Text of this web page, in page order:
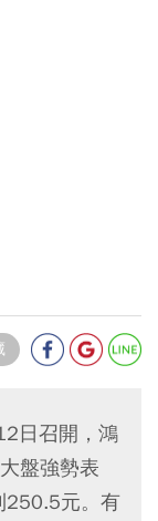
日召開，鴻
盤強勢表
250.5元。有